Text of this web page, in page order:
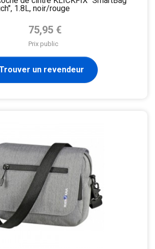
1.8L, noir/rouge
Prix de base
75,95 €
Prix public
un revendeur